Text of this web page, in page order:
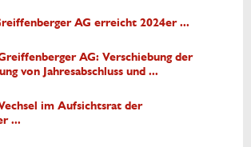
AG erreicht 2024er ...
AG: Verschiebung der
von Jahresabschluss und ...
im Aufsichtsrat der
...